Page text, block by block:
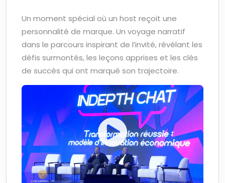
Un moment spécial où un host reçoit une
personnalité de marque. Un voyage narratif
dans le parcours inspirant de l’invité, révélant les
défis surmontés, les leçons apprises et les clés
de succès qui ont marqué son trajectoire.